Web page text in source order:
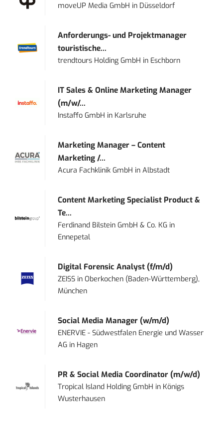
moveUP Media GmbH in Düsseldorf
Anforderungs- und Projektmanager
touristische...
trendtours Holding GmbH in Eschborn
IT Sales & Online Marketing Manager
(m/w/...
Instaffo GmbH in Karlsruhe
Marketing Manager – Content
Marketing /...
Acura Fachklinik GmbH inAlbstadt
Content Marketing Specialist Product &
Te...
Ferdinand Bilstein GmbH & Co. KG in
Ennepetal
Digital Forensic Analyst (f/m/d)
ZEISS inOberkochen (Baden-Württemberg),
München
Social Media Manager (w/m/d)
ENERVIE - Südwestfalen Energie und Wasser
AG in Hagen
PR & Social Media Coordinator (m/w/d)
Tropical Island Holding GmbH in Königs
Wusterhausen